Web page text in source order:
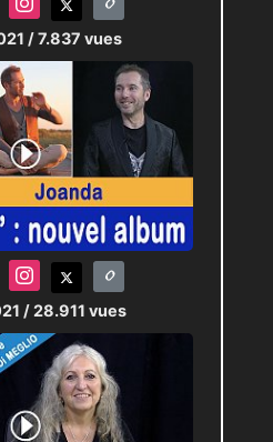
/ 7.837 vues
/ 28.911 vues